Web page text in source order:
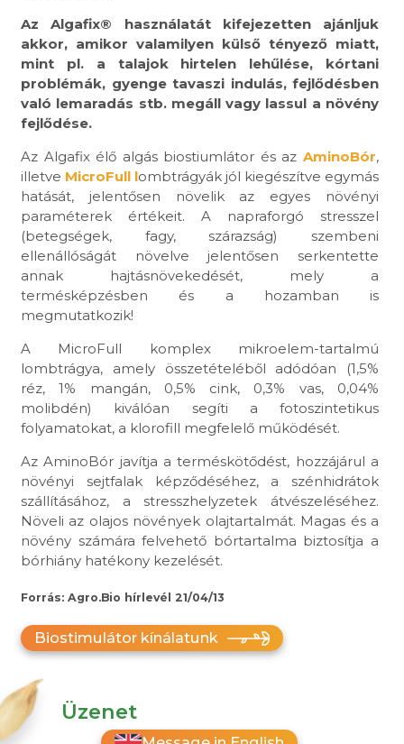
Az Algafix® használatát kifejezetten ajánljuk
akkor, amikor valamilyen külső tényező miatt,
mint pl. a talajok hirtelen lehűlése, kórtani
problémák, gyenge tavaszi indulás, fejlődésben
való lemaradás stb. megáll vagy lassul a növény
fejlődése.
Az Algafix élő algás biostiumlátor és az AminoBór,
illetve MicroFull lombtrágyák jól kiegészítve egymás
hatását, jelentősen növelik az egyes növényi
paraméterek értékeit. A napraforgó stresszel
(betegségek, fagy, szárazság) szembeni
ellenállóságát növelve jelentősen serkentette
annak hajtásnövekedését, mely a
termésképzésben és a hozamban is
megmutatkozik!
A MicroFull komplex mikroelem-tartalmú
lombtrágya, amely összetételéből adódóan (1,5%
réz, 1% mangán, 0,5% cink, 0,3% vas, 0,04%
molibdén) kiválóan segíti a fotoszintetikus
folyamatokat, a klorofill megfelelő működését.
Az AminoBór javítja a terméskötődést, hozzájárul a
növényi sejtfalak képződéséhez, a szénhidrátok
szállításához, a stresszhelyzetek átvészeléséhez.
Növeli az olajos növények olajtartalmát. Magas és a
növény számára felvehető bórtartalma biztosítja a
bórhiány hatékony kezelését.
Forrás: Agro.Bio hírlevél 21/04/13
Biostimulátor kínálatunk
Üzenet